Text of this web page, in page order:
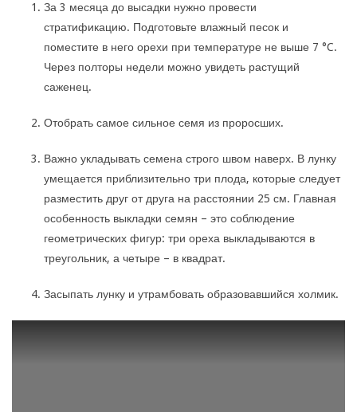
За 3 месяца до высадки нужно провести
стратификацию. Подготовьте влажный песок и
поместите в него орехи при температуре не выше 7 °C.
Через полторы недели можно увидеть растущий
саженец.
Отобрать самое сильное семя из проросших.
Важно укладывать семена строго швом наверх. В лунку
умещается приблизительно три плода, которые следует
разместить друг от друга на расстоянии 25 см. Главная
особенность выкладки семян – это соблюдение
геометрических фигур: три ореха выкладываются в
треугольник, а четыре – в квадрат.
Засыпать лунку и утрамбовать образовавшийся холмик.